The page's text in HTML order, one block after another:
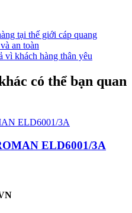
có thể bạn quan
ELD6001/3A